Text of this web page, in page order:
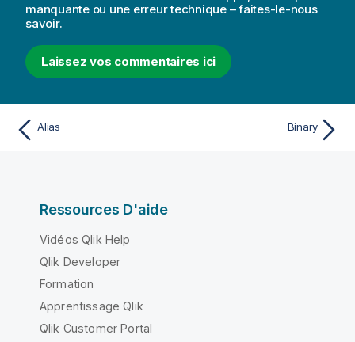
manquante ou une erreur technique – faites-le-nous
savoir.
Laissez vos commentaires ici
Alias Binary
Ressources D'aide
Vidéos Qlik Help
Qlik Developer
Formation
Apprentissage Qlik
Qlik Customer Portal